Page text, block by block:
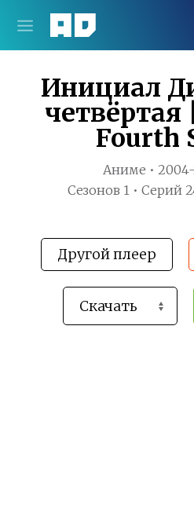
Инициал
Fourth
Аниме •
Сезонов 1 • Серий
Другой плеер